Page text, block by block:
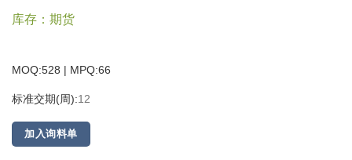
库存：期货
MOQ:528 | MPQ:66
标准交期(周):12
加入询料单